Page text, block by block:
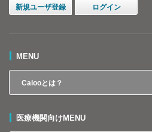
新規ユーザ登録 ログイン
MENU
Calooとは？
医療機関向けMENU